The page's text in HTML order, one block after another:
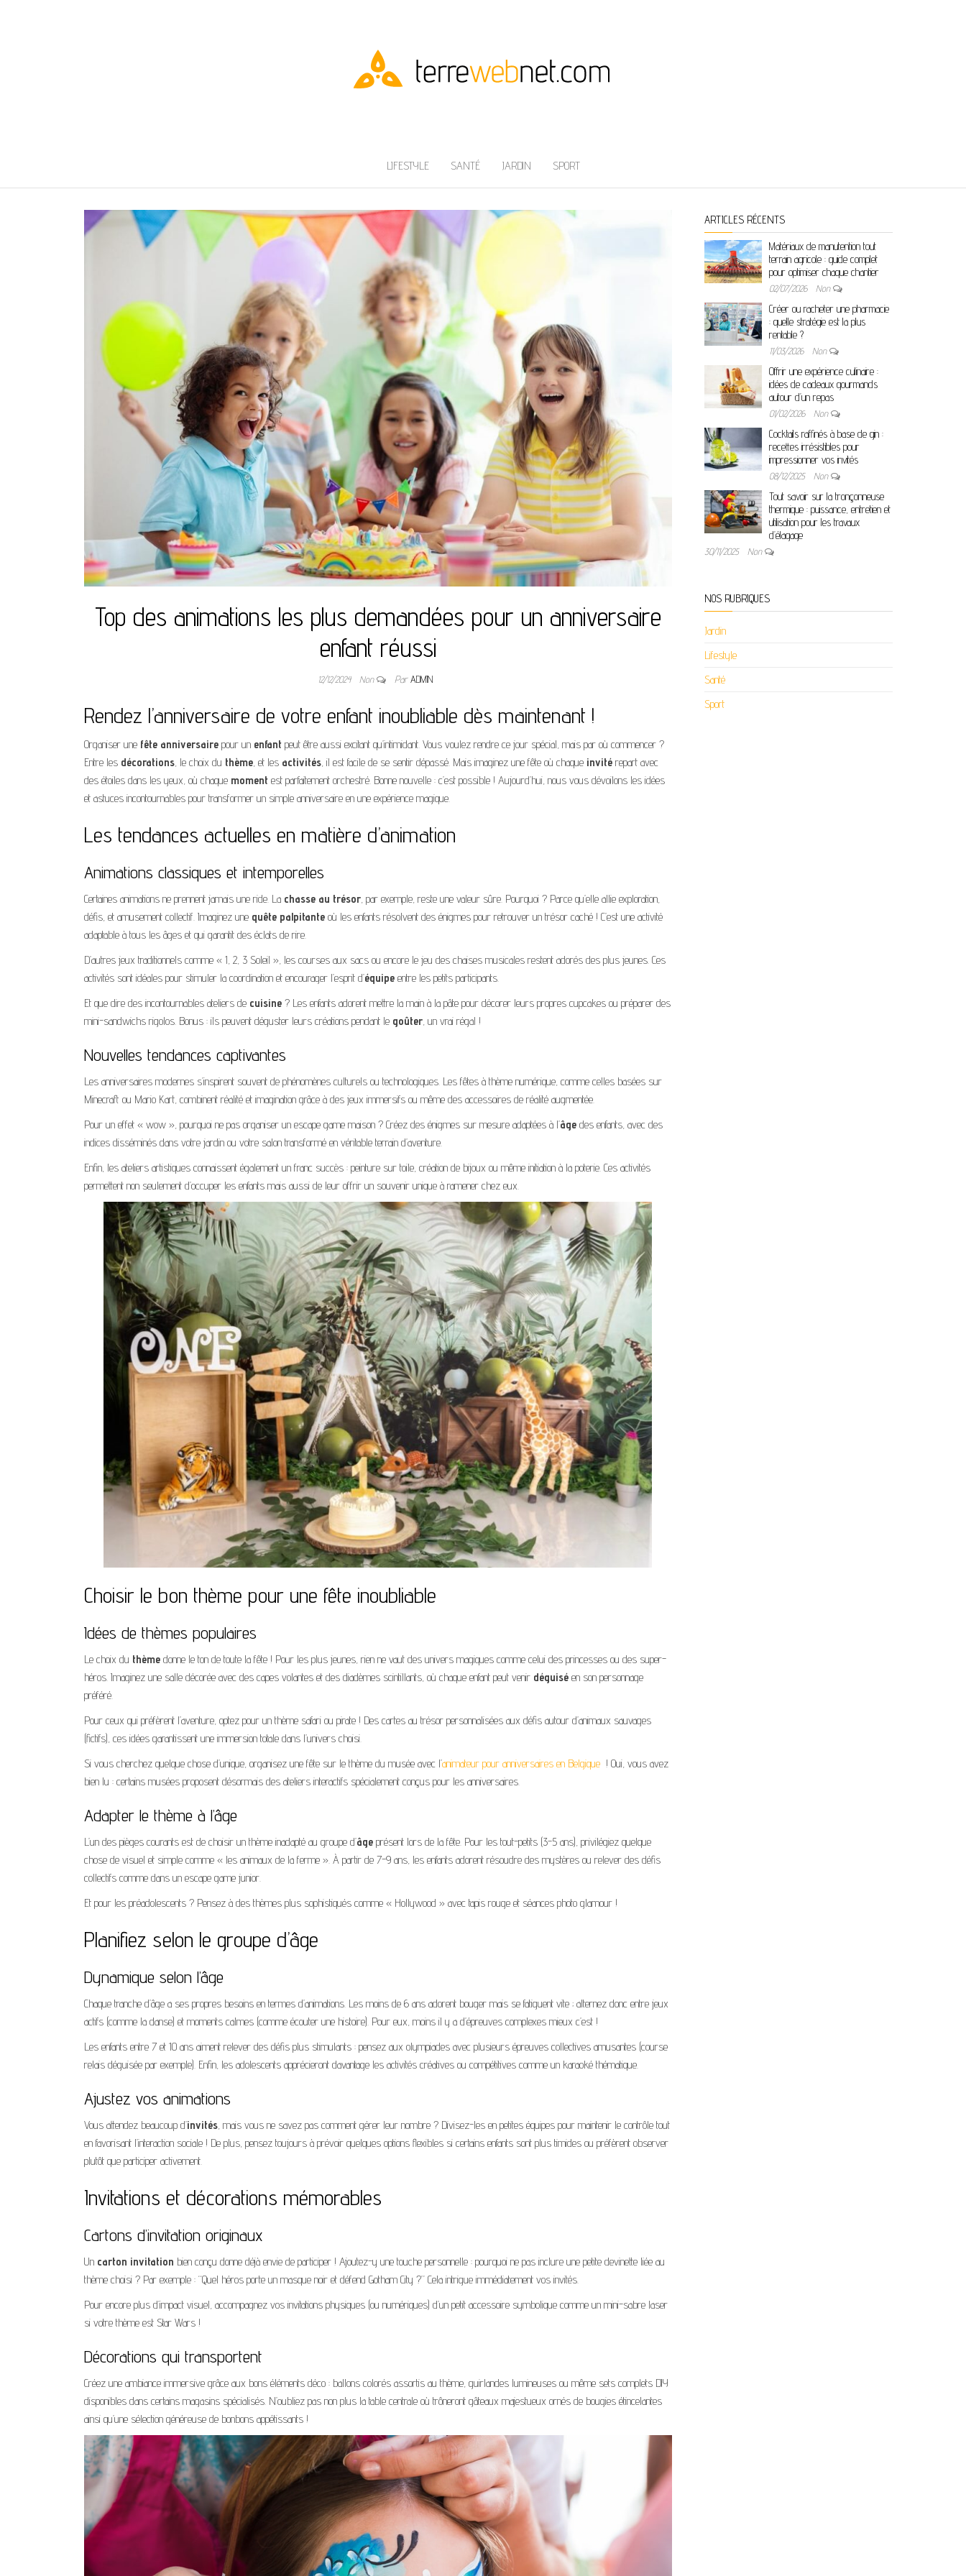
LIFESTYLE SANTÉ JARDIN SPORT
Top des animations les plus demandées pour un anniversaire
enfant réussi
12/12/2024 Non ParADMIN
Rendez l’anniversaire de votre enfant inoubliable dès maintenant !
Organiser une fête anniversaire pour un enfant peut être aussi excitant qu’intimidant. Vous voulez rendre ce jour spécial, mais par où commencer ?
Entre les décorations, le choix du thème, et les activités, il est facile de se sentir dépassé. Mais imaginez une fête où chaque invité repart avec
des étoiles dans les yeux, où chaque moment est parfaitement orchestré. Bonne nouvelle : c’est possible ! Aujourd’hui, nous vous dévoilons les idées
et astuces incontournables pour transformer un simple anniversaire en une expérience magique.
Les tendances actuelles en matière d’animation
Animations classiques et intemporelles
Certaines animations ne prennent jamais une ride. La chasse au trésor, par exemple, reste une valeur sûre. Pourquoi ? Parce qu’elle allie exploration,
défis, et amusement collectif. Imaginez une quête palpitante où les enfants résolvent des énigmes pour retrouver un trésor caché ! C’est une activité
adaptable à tous les âges et qui garantit des éclats de rire.
D’autres jeux traditionnels comme « 1, 2, 3 Soleil », les courses aux sacs ou encore le jeu des chaises musicales restent adorés des plus jeunes. Ces
activités sont idéales pour stimuler la coordination et encourager l’esprit d’équipe entre les petits participants.
Et que dire des incontournables ateliers de cuisine ? Les enfants adorent mettre la main à la pâte pour décorer leurs propres cupcakes ou préparer des
mini-sandwichs rigolos. Bonus : ils peuvent déguster leurs créations pendant le goûter, un vrai régal !
Nouvelles tendances captivantes
Les anniversaires modernes s’inspirent souvent de phénomènes culturels ou technologiques. Les fêtes à thème numérique, comme celles basées sur
Minecraft ou Mario Kart, combinent réalité et imagination grâce à des jeux immersifs ou même des accessoires de réalité augmentée.
Pour un effet « wow », pourquoi ne pas organiser un escape game maison ? Créez des énigmes sur mesure adaptées à l’âge des enfants, avec des
indices disséminés dans votre jardin ou votre salon transformé en véritable terrain d’aventure.
Enfin, les ateliers artistiques connaissent également un franc succès : peinture sur toile, création de bijoux ou même initiation à la poterie. Ces activités
permettent non seulement d’occuper les enfants mais aussi de leur offrir un souvenir unique à ramener chez eux.
Choisir le bon thème pour une fête inoubliable
Idées de thèmes populaires
Le choix du thème donne le ton de toute la fête ! Pour les plus jeunes, rien ne vaut des univers magiques comme celui des princesses ou des super-
héros. Imaginez une salle décorée avec des capes volantes et des diadèmes scintillants, où chaque enfant peut venir déguisé en son personnage
préféré.
Pour ceux qui préfèrent l’aventure, optez pour un thème safari ou pirate ! Des cartes au trésor personnalisées aux défis autour d’animaux sauvages
(fictifs), ces idées garantissent une immersion totale dans l’univers choisi.
Si vous cherchez quelque chose d’unique, organisez une fête sur le thème du musée avec l’animateur pour anniversaires en Belgique ! Oui, vous avez
bien lu : certains musées proposent désormais des ateliers interactifs spécialement conçus pour les anniversaires.
Adapter le thème à l’âge
L’un des pièges courants est de choisir un thème inadapté au groupe d’âge présent lors de la fête. Pour les tout-petits (3-5 ans), privilégiez quelque
chose de visuel et simple comme « les animaux de la ferme ». À partir de 7-9 ans, les enfants adorent résoudre des mystères ou relever des défis
collectifs comme dans un escape game junior.
Et pour les préadolescents ? Pensez à des thèmes plus sophistiqués comme « Hollywood » avec tapis rouge et séances photo glamour !
Planifiez selon le groupe d’âge
Dynamique selon l’âge
Chaque tranche d’âge a ses propres besoins en termes d’animations. Les moins de 6 ans adorent bouger mais se fatiguent vite ; alternez donc entre jeux
actifs (comme la danse) et moments calmes (comme écouter une histoire). Pour eux, moins il y a d’épreuves complexes mieux c’est !
Les enfants entre 7 et 10 ans aiment relever des défis plus stimulants : pensez aux olympiades avec plusieurs épreuves collectives amusantes (course
relais déguisée par exemple). Enfin, les adolescents apprécieront davantage les activités créatives ou compétitives comme un karaoké thématique.
Ajustez vos animations
Vous attendez beaucoup d’invités , mais vous ne savez pas comment gérer leur nombre ? Divisez-les en petites équipes pour maintenir le contrôle tout
en favorisant l’interaction sociale ! De plus, pensez toujours à prévoir quelques options flexibles si certains enfants sont plus timides ou préfèrent observer
plutôt que participer activement.
Invitations et décorations mémorables
Cartons d’invitation originaux
Un carton invitation bien conçu donne déjà envie de participer ! Ajoutez-y une touche personnelle : pourquoi ne pas inclure une petite devinette liée au
thème choisi ? Par exemple : “Quel héros porte un masque noir et défend Gotham City ?” Cela intrigue immédiatement vos invités.
Pour encore plus d’impact visuel, accompagnez vos invitations physiques (ou numériques) d’un petit accessoire symbolique comme un mini-sabre laser
si votre thème est Star Wars !
Décorations qui transportent
Créez une ambiance immersive grâce aux bons éléments déco : ballons colorés assortis au thème, guirlandes lumineuses ou même sets complets DIY
disponibles dans certains magasins spécialisés. N’oubliez pas non plus la table centrale où trôneront gâteaux majestueux ornés de bougies étincelantes
ainsi qu’une sélection généreuse de bonbons appétissants !
ARTICLES RÉCENTS
Matériaux de manutention tout
terrain agricole : guide complet
pour optimiser chaque chantier
02/07/2026 Non
Créer ou racheter une pharmacie
: quelle stratégie est la plus
rentable ?
11/03/2026 Non
Offrir une expérience culinaire :
idées de cadeaux gourmands
autour d’un repas
01/02/2026 Non
Cocktails raffinés à base de gin :
recettes irrésistibles pour
impressionner vos invités
08/12/2025 Non
Tout savoir sur la tronçonneuse
thermique : puissance, entretien et
utilisation pour les travaux
d’élagage
30/11/2025 Non
NOS RUBRIQUES
Jardin
Lifestyle
Santé
Sport